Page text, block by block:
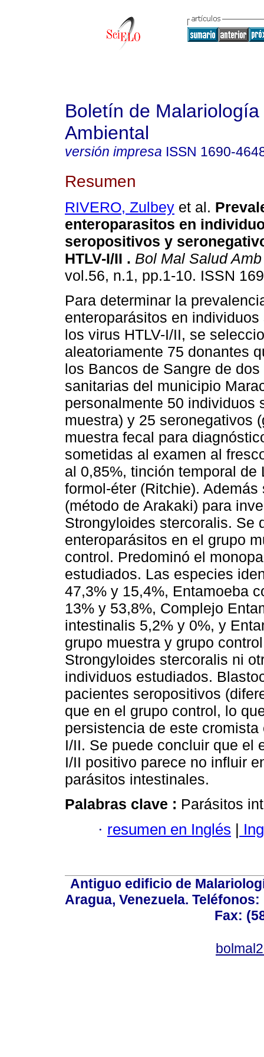
Boletín de
Ambiental
versión impresa ISSN 1690-
Resumen
RIVERO, Zulbey et al.
enteroparasitos en
seropositivos y
HTLV-I/II . Bol Mal Salud Amb
vol.56, n.1, pp.1-10. ISSN
Para determinar la
enteroparásitos en
los virus HTLV-I/II, se
aleatoriamente 75 donantes
los Bancos de Sangre de
sanitarias del municipio
personalmente 50 individuos
muestra) y 25 seronegativos
muestra fecal para
sometidas al examen al
al 0,85%, tinción temporal
formol-éter (Ritchie).
(método de Arakaki) para
Strongyloides stercoralis. Se
enteroparásitos en el grupo
control. Predominó el
estudiados. Las especies
47,3% y 15,4%, Entamoeba
13% y 53,8%, Complejo
intestinalis 5,2% y 0%, y
grupo muestra y grupo
Strongyloides stercoralis ni
individuos estudiados.
pacientes seropositivos
que en el grupo control, lo
persistencia de este
I/II. Se puede concluir que el
I/II positivo parece no influir
parásitos intestinales.
Palabras clave : Parásitos
· resumen en Inglés |
Antiguo edificio de
Aragua, Venezuela. Teléfonos:
Fax: